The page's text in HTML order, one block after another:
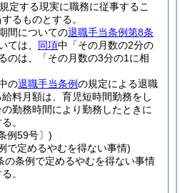
定する現実に職務に従事するこ
るものとする。
間についての退職手当条例第8条
ては、 同項中「その月数の2分の
のは、「その月数の3分の1に相
の退職手当条例の規定による退職
料月額は、育児短時間勤務をし
勤務時間により勤務したときに
。
例59号〕)
で定めるやむを得ない事情)
の条例で定めるやむを得ない事情
。